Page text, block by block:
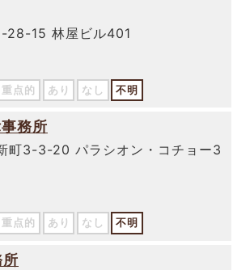
28-15 林屋ビル401
重点的 あり なし 不明
務所
町3-3-20 パラシオン・コチョー3
重点的 あり なし 不明